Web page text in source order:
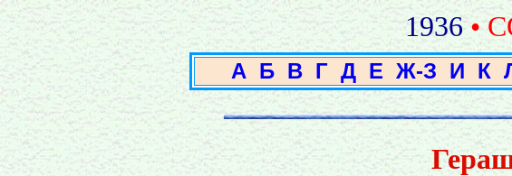
1936 •
А Б В Г Д Е Ж-З И К